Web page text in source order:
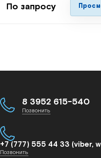
По запросу
8 3952 615-540
Позвонить
+7 (777) 555 44 33 (viber,
Позвонить